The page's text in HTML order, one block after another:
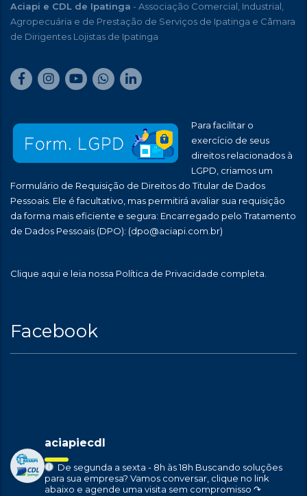
Aciapi e CDL de Ipatinga - Associação Comercial, Industrial,
Agropecuária e de Prestação de Serviços de Ipatinga e Câmara
de Dirigentes Lojistas de Ipatinga
Para facilitar o
exercício de seus
direitos relacionados à
LGPD, criamos um
Formulário de Requisição de Direitos do Titular de Dados
Pessoais. Ele é facultativo, mas permitirá avaliar sua requisição
da forma mais eficiente e segura: Encarregado pelo Tratamento
de Dados Pessoais (DPO): (dpo@aciapi.com.br)
Clique aqui e leia nossa Política de Privacidade completa.
Facebook
aciapiecdl
De segunda a sexta - 8h às 18h Buscando soluções
para sua empresa? Vamos conversar, clique no link
abaixo e agende uma visita sem compromisso ↷